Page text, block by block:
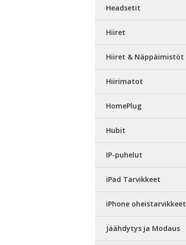
Headsetit
Hiiret
Hiiret & Näppäimistöt
Hiirimatot
HomePlug
Hubit
IP-puhelut
iPad Tarvikkeet
iPhone oheistarvikkeet
Jäähdytys ja Modaus